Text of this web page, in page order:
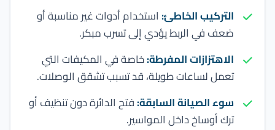
التركيب الخاطئ:استخدام أدوات غير مناسبة أو
ضعف في الربط يؤدي إلى تسرب مبكر.
الاهتزازات المفرطة:خاصة في المكيفات التي
تعمل لساعات طويلة، قد تسبب تشقق الوصلات.
سوء الصيانة السابقة:فتح الدائرة دون تنظيف أو
ترك أوساخ داخل المواسير.